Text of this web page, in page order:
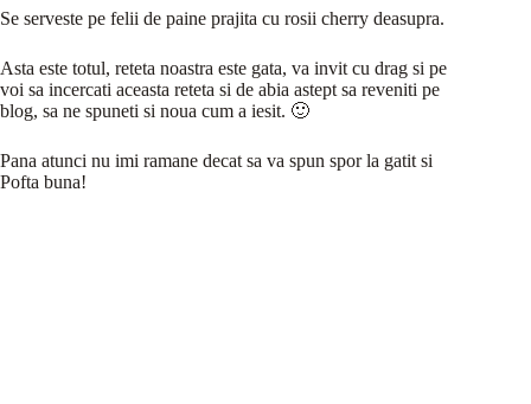
Se serveste pe felii de paine prajita cu rosii cherry deasupra.
Asta este totul, reteta noastra este gata, va invit cu drag si pe
voi sa incercati aceasta reteta si de abia astept sa reveniti pe
blog, sa ne spuneti si noua cum a iesit. 🙂
Pana atunci nu imi ramane decat sa va spun spor la gatit si
Pofta buna!